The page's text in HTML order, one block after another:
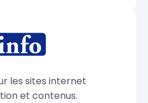
les sites internet
et contenus.